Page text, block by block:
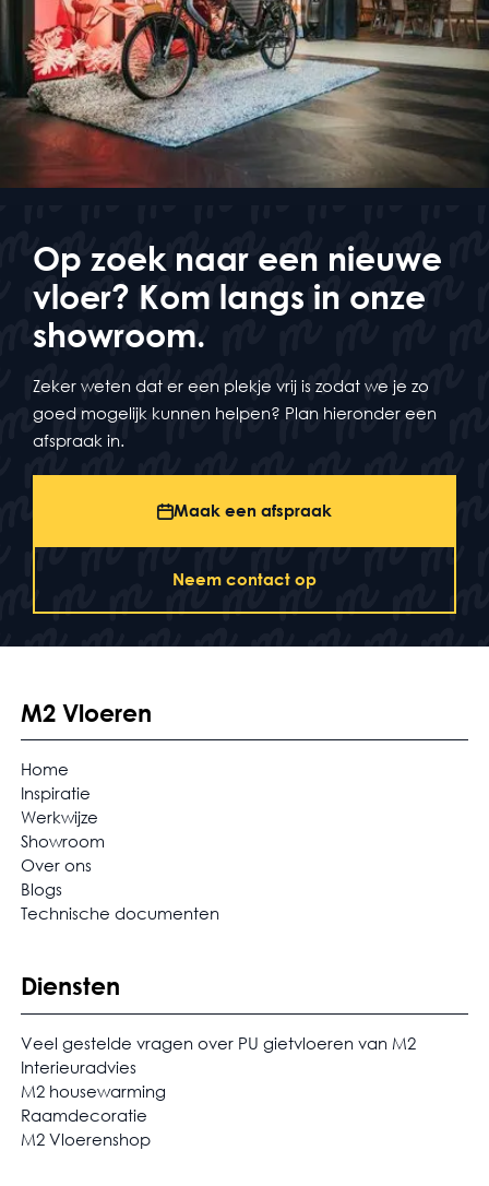
Op zoek naar een nieuwe
vloer? Kom langs in onze
showroom.
Zeker weten dat er een plekje vrij is zodat we je zo
goed mogelijk kunnen helpen? Plan hieronder een
afspraak in.
Maak een afspraak
Neem contact op
M2 Vloeren
Home
Inspiratie
Werkwijze
Showroom
Over ons
Blogs
Technische documenten
Diensten
Veel gestelde vragen over PU gietvloeren van M2
Interieuradvies
M2 housewarming
Raamdecoratie
M2 Vloerenshop